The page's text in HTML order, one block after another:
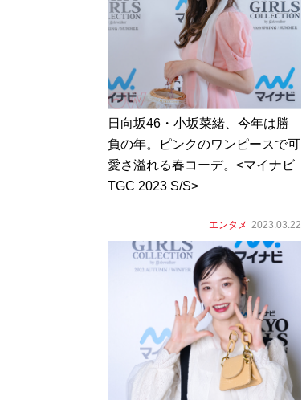
日向坂46・小坂菜緒、今年は勝
負の年。ピンクのワンピースで可
愛さ溢れる春コーデ。<マイナビ
TGC 2023 S/S>
エンタメ 2023.03.22